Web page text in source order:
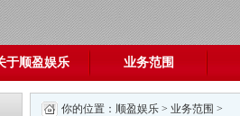
于顺盈娱乐 业务范围
你的位置： 顺盈娱乐 > 业务范围 >